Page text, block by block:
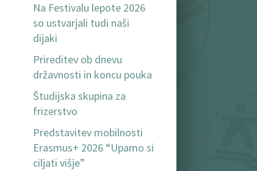
Na Festivalu lepote 2026
so ustvarjali tudi naši
dijaki
Prireditev ob dnevu
državnosti in koncu pouka
Študijska skupina za
frizerstvo
Predstavitev mobilnosti
Erasmus+ 2026 “Upamo si
ciljati višje”